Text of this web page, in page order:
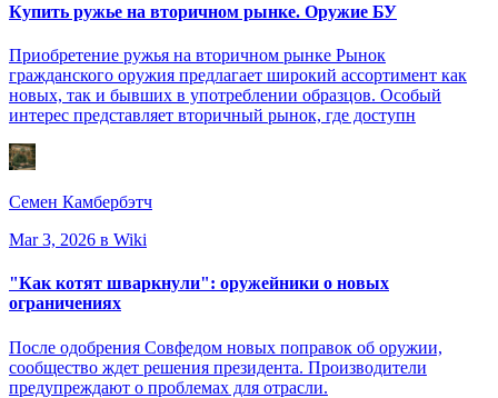
Купить ружье на вторичном рынке. Оружие БУ
Приобретение ружья на вторичном рынке Рынок
гражданского оружия предлагает широкий ассортимент как
новых, так и бывших в употреблении образцов. Особый
интерес представляет вторичный рынок, где доступн
Семен Камбербэтч
Mar 3, 2026 в Wiki
"Как котят шваркнули": оружейники о новых
ограничениях
После одобрения Совфедом новых поправок об оружии,
сообщество ждет решения президента. Производители
предупреждают о проблемах для отрасли.